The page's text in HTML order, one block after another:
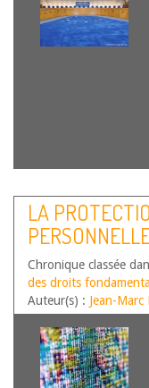
LA
Chronique classée
des droits
Auteur(s) : Jean-Marc